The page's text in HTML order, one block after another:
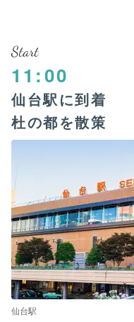
Start
11:00
仙台駅に到着
杜の都を散策
仙台駅